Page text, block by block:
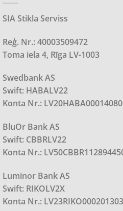
SIA Stikla Serviss
Reģ. Nr.: 40003509472
Toma iela 4, Rīga LV-1003
Swedbank AS
Swift: HABALV22
Konta Nr.:
BluOr Bank AS
Swift: CBBRLV22
Konta Nr.:
Luminor Bank AS
Swift: RIKOLV2X
Konta Nr.: